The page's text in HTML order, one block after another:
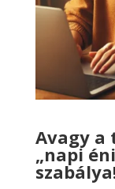
Avagy a
„napi